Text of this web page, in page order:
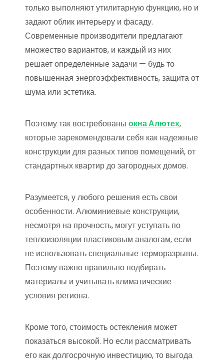
только выполняют утилитарную функцию, но и
задают облик интерьеру и фасаду.
Современные производители предлагают
множество вариантов, и каждый из них
решает определенные задачи — будь то
повышенная энергоэффективность, защита от
шума или эстетика.
Поэтому так востребованы окна Алютех,
которые зарекомендовали себя как надежные
конструкции для разных типов помещений, от
стандартных квартир до загородных домов.
Разумеется, у любого решения есть свои
особенности. Алюминиевые конструкции,
несмотря на прочность, могут уступать по
теплоизоляции пластиковым аналогам, если
не использовать специальные терморазрывы.
Поэтому важно правильно подбирать
материалы и учитывать климатические
условия региона.
Кроме того, стоимость остекления может
показаться высокой. Но если рассматривать
его как долгосрочную инвестицию, то выгода